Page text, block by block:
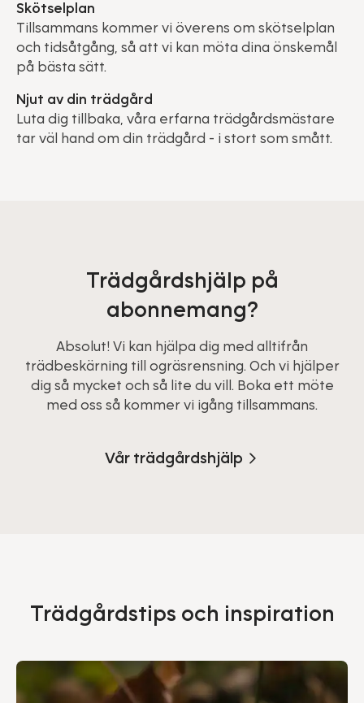
Skötselplan
Tillsammans kommer vi överens om skötselplan
och tidsåtgång, så att vi kan möta dina önskemål
på bästa sätt.
Njut av din trädgård
Luta dig tillbaka, våra erfarna trädgårdsmästare
tar väl hand om din trädgård - i stort som smått.
Trädgårdshjälp på
abonnemang?
Absolut! Vi kan hjälpa dig med alltifrån
trädbeskärning till ogräsrensning. Och vi hjälper
dig så mycket och så lite du vill. Boka ett möte
med oss så kommer vi igång tillsammans.
Vår trädgårdshjälp
Trädgårdstips och inspiration